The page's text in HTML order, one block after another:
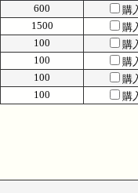
600 購
1500 購
100 購
100 購
100 購
100 購